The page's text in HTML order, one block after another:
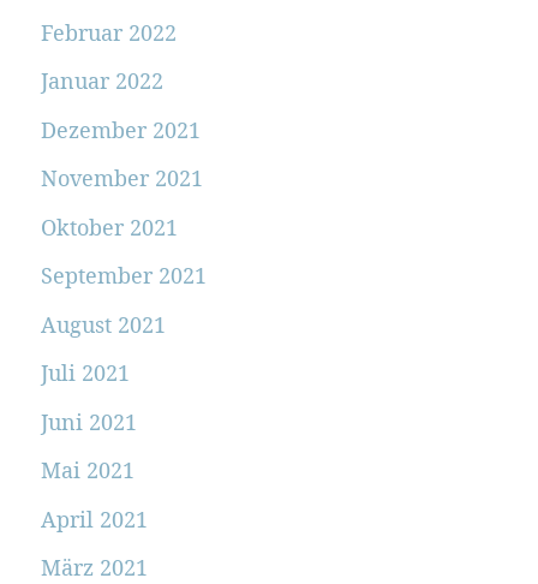
Februar 2022
Januar 2022
Dezember 2021
November 2021
Oktober 2021
September 2021
August 2021
Juli 2021
Juni 2021
Mai 2021
April 2021
März 2021